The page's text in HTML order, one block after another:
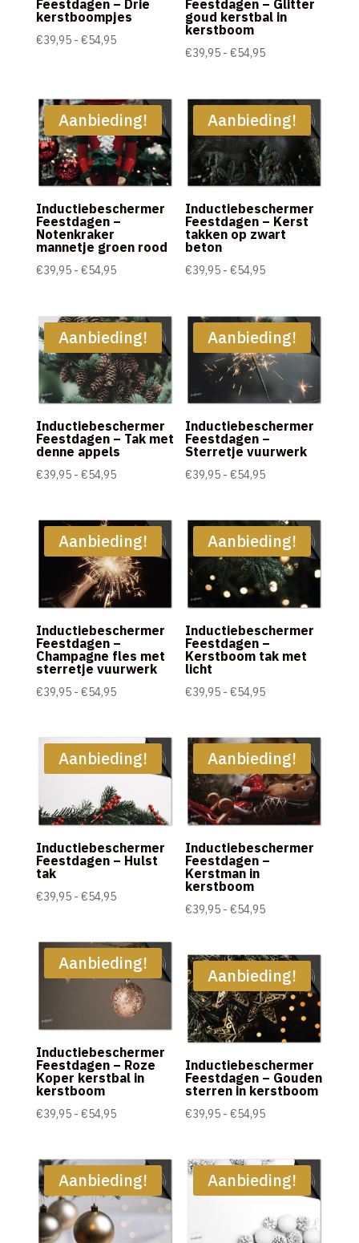
Feestdagen – Drie
kerstboompjes
€39,95 - €54,95Prijsklasse:
€54,95
Feestdagen – Glitter
goud kerstbal in
kerstboom
€39,95 - €54,95Prijsklasse:
€54,95
Aanbieding!
Inductiebeschermer
Feestdagen –
Notenkraker
mannetje groen rood
€39,95 - €54,95Prijsklasse:
€54,95
Aanbieding!
Inductiebeschermer
Feestdagen – Kerst
takken op zwart
beton
€39,95 - €54,95Prijsklasse:
€54,95
Aanbieding!
Inductiebeschermer
Feestdagen – Tak met
denne appels
€39,95 - €54,95Prijsklasse:
€54,95
Aanbieding!
Inductiebeschermer
Feestdagen –
Sterretje vuurwerk
€39,95 - €54,95Prijsklasse:
€54,95
Aanbieding!
Inductiebeschermer
Feestdagen –
Champagne fles met
sterretje vuurwerk
€39,95 - €54,95Prijsklasse:
€54,95
Aanbieding!
Inductiebeschermer
Feestdagen –
Kerstboom tak met
licht
€39,95 - €54,95Prijsklasse:
€54,95
Aanbieding!
Inductiebeschermer
Feestdagen – Hulst
tak
€39,95 - €54,95Prijsklasse:
€54,95
Aanbieding!
Inductiebeschermer
Feestdagen –
Kerstman in
kerstboom
€39,95 - €54,95Prijsklasse:
€54,95
Aanbieding!
Inductiebeschermer
Feestdagen – Roze
Koper kerstbal in
kerstboom
€39,95 - €54,95Prijsklasse:
€54,95
Aanbieding!
Inductiebeschermer
Feestdagen – Gouden
sterren in kerstboom
€39,95 - €54,95Prijsklasse:
€54,95
Aanbieding! Aanbieding!